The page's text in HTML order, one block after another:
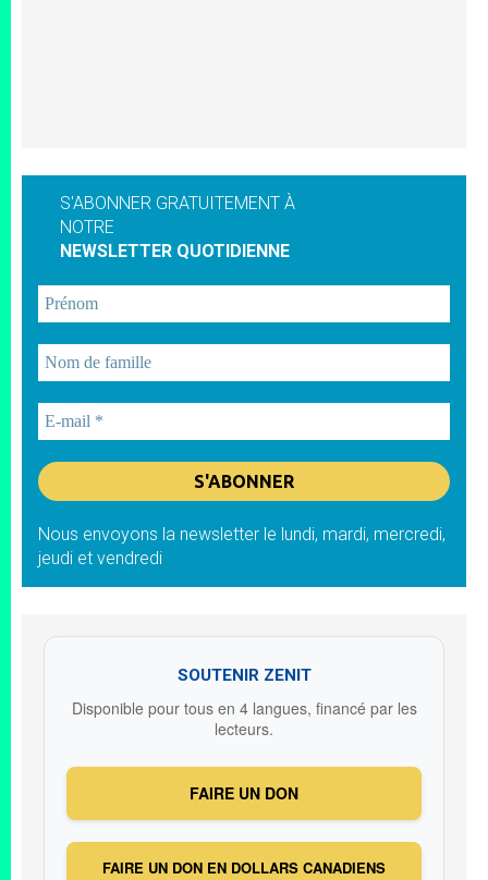
S'ABONNER GRATUITEMENT À
NOTRE
NEWSLETTER QUOTIDIENNE
Nous envoyons la newsletter le lundi, mardi, mercredi,
jeudi et vendredi
SOUTENIR ZENIT
Disponible pour tous en 4 langues, financé par les
lecteurs.
FAIRE UN DON
FAIRE UN DON EN DOLLARS CANADIENS